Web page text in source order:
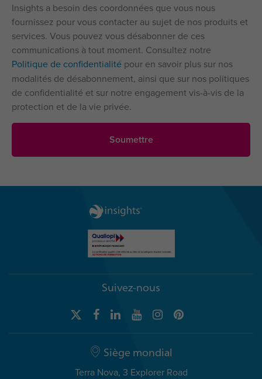
Insights a besoin des coordonnées que vous nous
fournissez pour vous contacter au sujet de nos produits et
services. Vous pouvez vous désabonner de ces
communications à tout moment. Consultez notre
Politique de confidentialité pour en savoir plus sur nos
modalités de désabonnement, ainsi que sur nos politiques
de confidentialité et sur notre engagement vis-à-vis de la
protection et de la vie privée.
Suivez-nous
Siège mondial
Terra Nova, 3 Explorer Road